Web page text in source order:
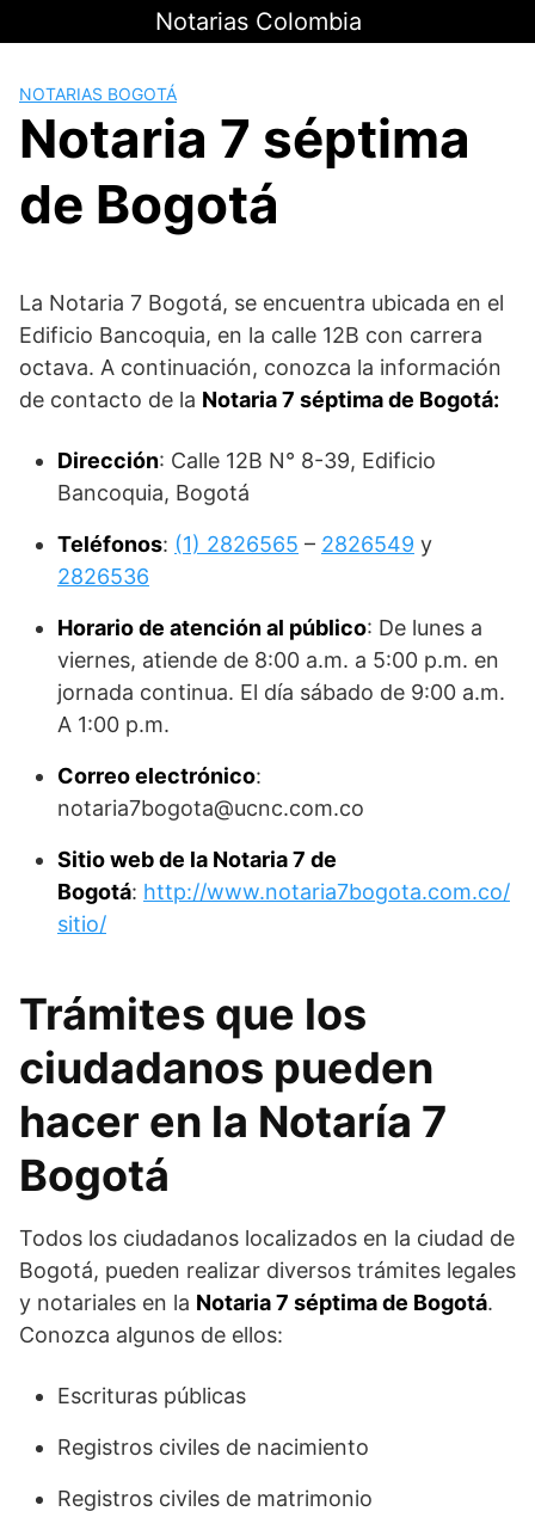
al
Notarias Colombia
NOTARIAS BOGOTÁ
Notaria 7 séptima
de Bogotá
La Notaria 7 Bogotá, se encuentra ubicada en el
Edificio Bancoquia, en la calle 12B con carrera
octava. A continuación, conozca la información
de contacto de la Notaria 7 séptima de Bogotá:
Dirección: Calle 12B N° 8-39, Edificio
Bancoquia, Bogotá
Teléfonos: (1) 2826565 – 2826549 y
2826536
Horario de atención al público: De lunes a
viernes, atiende de 8:00 a.m. a 5:00 p.m. en
jornada continua. El día sábado de 9:00 a.m.
A 1:00 p.m.
Correo electrónico:
notaria7bogota@ucnc.com.co
Sitio web de la Notaria 7 de
Bogotá: http://www.notaria7bogota.com.co/
sitio/
Trámites que los
ciudadanos pueden
hacer en la Notaría 7
Bogotá
Todos los ciudadanos localizados en la ciudad de
Bogotá, pueden realizar diversos trámites legales
y notariales en la Notaria 7 séptima de Bogotá.
Conozca algunos de ellos:
Escrituras públicas
Registros civiles de nacimiento
Registros civiles de matrimonio